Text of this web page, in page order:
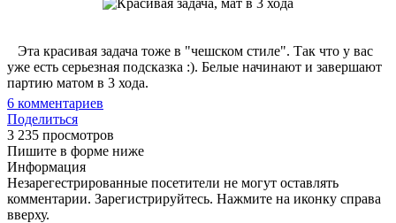
Эта красивая задача тоже в "чешском стиле". Так что у вас
уже есть серьезная подсказка :). Белые начинают и завершают
партию матом в 3 хода.
6 комментариев
Поделиться
3 235 просмотров
Пишите в форме ниже
Информация
Незарегестрированные посетители не могут оставлять
комментарии. Зарегистрируйтесь. Нажмите на иконку справа
вверху.